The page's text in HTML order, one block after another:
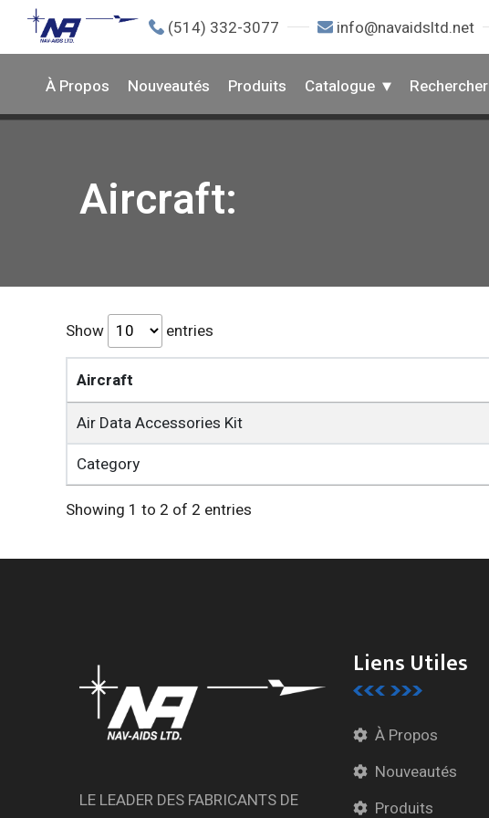
(514) 332-3077 info@navaidsltd.net
À Propos Nouveautés Produits Catalogue Rechercher
Aircraft:
Show entries
Aircraft
Air Data Accessories Kit
Category
Showing 1 to 2 of 2 entries
LE LEADER DES FABRICANTS DE
Liens Utiles
À Propos
Nouveautés
Produits